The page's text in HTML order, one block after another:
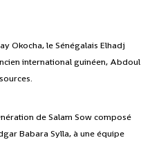
Okocha, le Sénégalais Elhadj
international guinéen, Abdoul
de Salam Sow composé
Babara Sylla, à une équipe